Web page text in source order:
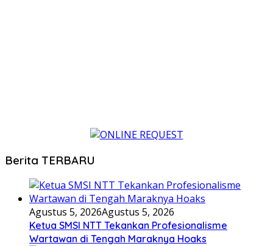
Berita TERBARU
Agustus 5, 2026Agustus 5, 2026
Ketua SMSI NTT Tekankan Profesionalisme
Wartawan di Tengah Maraknya Hoaks